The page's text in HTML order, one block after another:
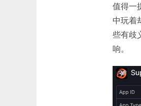
值得一
中玩着
些有歧
响。